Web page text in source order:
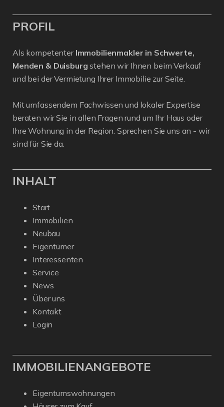
PROFIL
Als kompetenter Immobilienmakler in Schwerte,
Menden & Duisburg stehen wir Ihnen beim Verkauf
und bei der Vermietung Ihrer Immobilie zur Seite.
Mit umfassendem Fachwissen und lokaler Expertise
beraten wir Sie in allen Fragen rund um Ihr Haus oder
Ihre Wohnung in der Region. Sprechen Sie uns an - wir
sind für Sie da.
INHALT
Start
Immobilien
Neubau
Eigentümer
Interessenten
Service
News
Über uns
Kontakt
Login
IMMOBILIENANGEBOTE
Eigentumswohnungen